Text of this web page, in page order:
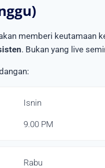
memberi keutamaan
. Bukan yang live
Isnin
9.00 PM
Rabu